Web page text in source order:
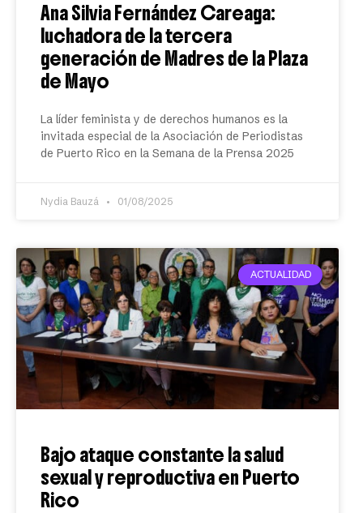
Ana Silvia Fernández Careaga:
luchadora de la tercera
generación de Madres de la Plaza
de Mayo
La líder feminista y de derechos humanos es la
invitada especial de la Asociación de Periodistas
de Puerto Rico en la Semana de la Prensa 2025
Nydia Bauzá 01/08/2025
ACTUALIDAD
Bajo ataque constante la salud
sexual y reproductiva en Puerto
Rico